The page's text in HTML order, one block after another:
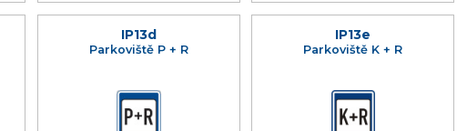
IP13d
Parkoviště P + R
IP13e
Parkoviště K + R